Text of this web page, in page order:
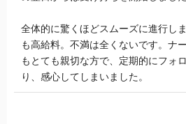
全体的に驚くほどスムーズに進行し
も高給料。不満は全くないです。ナ
もとても親切な方で、定期的にフォ
り、感心してしまいました。